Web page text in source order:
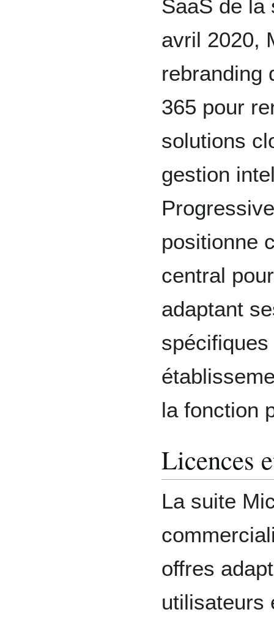
SaaS de
avril 2020,
rebranding
365 pour
solutions
gestion
positionne
central
adaptant
la fonction
Licences
La suite
offres
utilisateurs